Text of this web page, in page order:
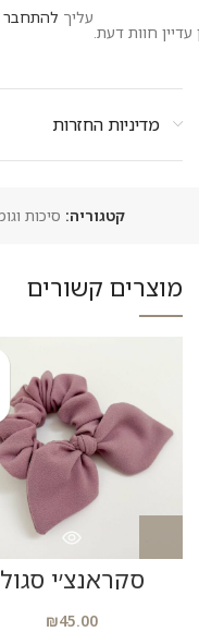
עדיין חוות דעת.
עליך להתחבר
מדיניות החזרות
קטגוריה: סיכות
מוצרים קשורים
סקראנצ׳י סגול
₪45.00